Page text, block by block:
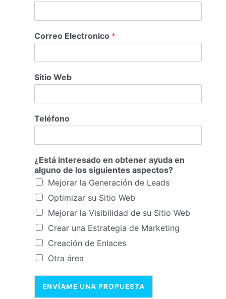
Correo Electronico *
Sitio Web
Teléfono
¿Está interesado en obtener ayuda en
alguno de los siguientes aspectos?
Mejorar la Generación de Leads
Optimizar su Sitio Web
Mejorar la Visibilidad de su Sitio Web
Crear una Estrategia de Marketing
Creación de Enlaces
Otra área
ENVÍAME UNA PROPUESTA